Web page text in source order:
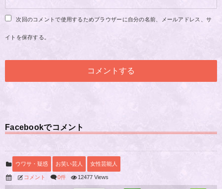
次回のコメントで使用するためブラウザーに自分の名前、メールアドレス、サ
イトを保存する。
Facebookでコメント
ウワサ・疑惑 お笑い芸人 女性芸能人
コメント 0件 12477 Views